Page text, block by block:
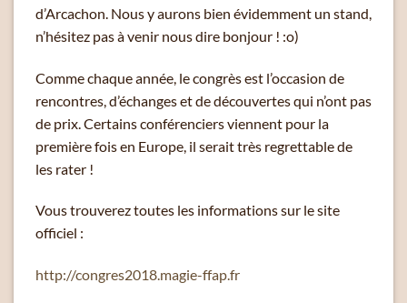
d’Arcachon. Nous y aurons bien évidemment un stand,
n’hésitez pas à venir nous dire bonjour ! :o)
Comme chaque année, le congrès est l’occasion de
rencontres, d’échanges et de découvertes qui n’ont pas
de prix. Certains conférenciers viennent pour la
première fois en Europe, il serait très regrettable de
les rater !
Vous trouverez toutes les informations sur le site
officiel :
http://congres2018.magie-ffap.fr